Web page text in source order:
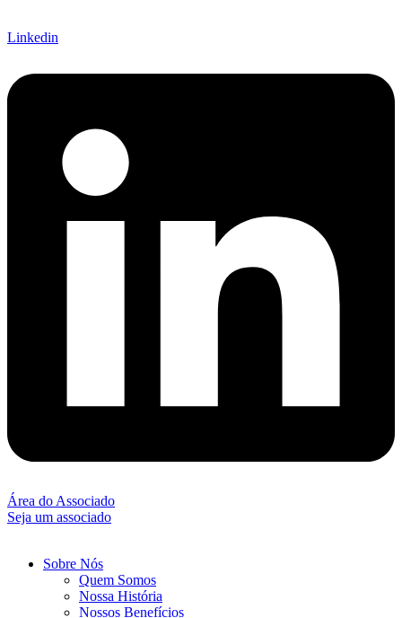
Linkedin
Área do Associado
Seja um associado
Sobre Nós
Quem Somos
Nossa História
Nossos Benefícios